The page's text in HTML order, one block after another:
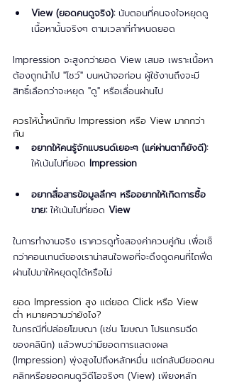
View (ยอดคนดูจริง): นับตอนที่คนจงใจหยุดดู
เนื้อหานั้นจริงๆ ตามเวลาที่กำหนดยอด
Impression จะสูงกว่ายอด View เสมอ เพราะเนื้อหา
ต้องถูกนำไป "โชว์" บนหน้าจอก่อน ผู้ใช้งานถึงจะมี
สิทธิ์เลือกว่าจะหยุด "ดู" หรือเลื่อนผ่านไป
ควรให้น้ำหนักกับ Impression หรือ View มากกว่า
กัน
อยากให้คนรู้จักแบรนด์เยอะๆ (แค่ผ่านตาก็ยังดี):
ให้เน้นไปที่ยอด Impression
อยากสื่อสารข้อมูลลึกๆ หรืออยากให้เกิดการซื้อ
ขาย: ให้เน้นไปที่ยอด View
ในการทำงานจริง เราควรดูทั้งสองค่าควบคู่กัน เพื่อเช็
กว่าคอนเทนต์ของเราน่าสนใจพอที่จะดึงดูดคนที่ไถฟีด
ผ่านไปมาให้หยุดดูได้หรือไม่
ยอด Impression สูง แต่ยอด Click หรือ View
ต่ำ หมายความว่ายังไง?
ในกรณีที่ปล่อยโฆษณา (เช่น โฆษณา โปรแกรมฉีด
ของคลินิก) แล้วพบว่ามียอดการแสดงผล
(Impression) พุ่งสูงไปถึงหลักหมื่น แต่กลับมียอดคน
คลิกหรือยอดคนดูวิดีโอจริงๆ (View) เพียงหลัก